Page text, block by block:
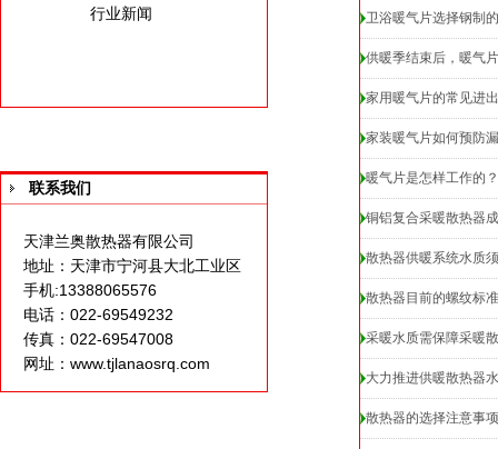
行业新闻 卫浴暖气片选择钢制
供暖季结束后，暖气
家用暖气片的常见进
家装暖气片如何预防
暖气片是怎样工作的？
铜铝复合采暖散热器
散热器供暖系统水质
散热器目前的螺纹标
采暖水质需保障采暖
大力推进供暖散热器
散热器的选择注意事项
联系我们
天津兰奥散热器有限公司
地址：天津市宁河县大北工业区
手机:13388065576
电话：022-69549232
传真：022-69547008
网址： www.tjlanaosrq.com